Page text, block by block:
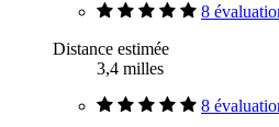
8
Distance estimée
3,4 milles
8